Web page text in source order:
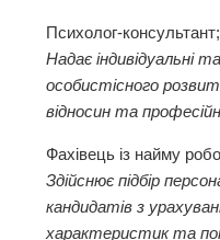
Психолог-консультант;
Надає індивідуальні
особистісного
відносин та
Фахівець із найму
Здійснює підбір
кандидатів з
характеристик та